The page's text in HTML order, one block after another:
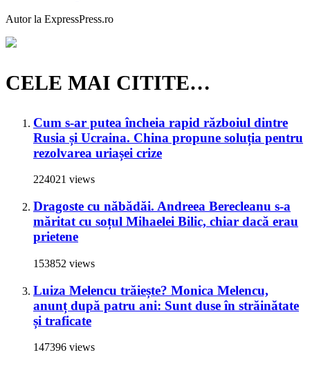
Autor la ExpressPress.ro
CELE MAI CITITE…
Cum s-ar putea încheia rapid războiul dintre
Rusia și Ucraina. China propune soluția pentru
rezolvarea uriașei crize
224021 views
Dragoste cu năbădăi. Andreea Berecleanu s-a
măritat cu soțul Mihaelei Bilic, chiar dacă erau
prietene
153852 views
Luiza Melencu trăiește? Monica Melencu,
anunț după patru ani: Sunt duse în străinătate
și traficate
147396 views